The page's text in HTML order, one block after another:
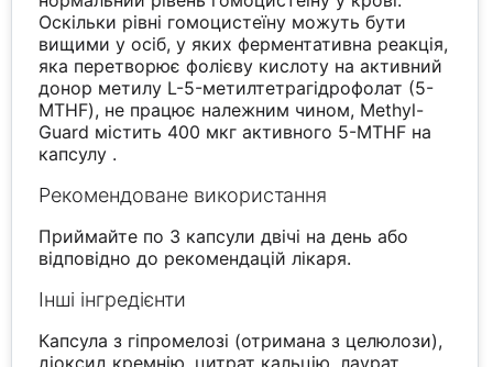
Оскільки рівні гомоцистеїну можуть бути
вищими у осіб, у яких ферментативна реакція,
яка перетворює фолієву кислоту на активний
донор метилу L-5-метилтетрагідрофолат (5-
MTHF), не працює належним чином, Methyl-
Guard містить 400 мкг активного 5-MTHF на
капсулу .
Рекомендоване використання
Приймайте по 3 капсули двічі на день або
відповідно до рекомендацій лікаря.
Інші інгредієнти
Капсула з гіпромелозі (отримана з целюлози),